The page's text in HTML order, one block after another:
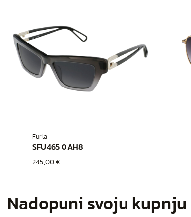
Furla
SFU465 0AH8
245,00 €
Nadopuni svoju